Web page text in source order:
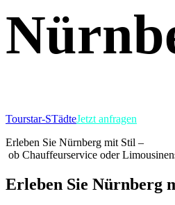
Tourstar-STädteJetzt anfragen
Erleben Sie Nürnberg mit Stil –
ob Chauffeurservice oder
Erleben Sie Nürnberg